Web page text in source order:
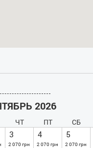
2026
ЧТ ПТ СБ
3
2 070 грн
4
2 070 грн
5
2 070 грн